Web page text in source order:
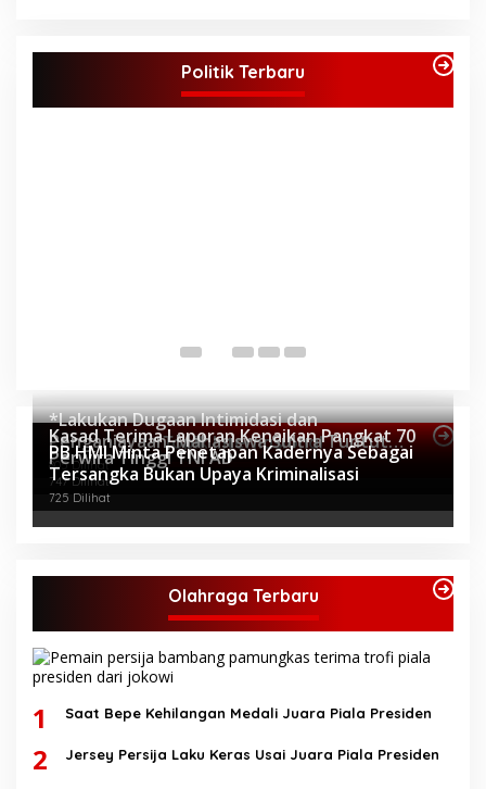
Politik Terbaru
Wakil Bupati Merangin Terpilih
7 Februari 2025
Topik Internasional
*Lakukan Dugaan Intimidasi dan
Penganiayaan, Mahasiswa Sultra Tuntut
Pemecatan Pj Bupati Buton Selatan*
805 Dilihat
Kasad Terima Laporan Kenaikan Pangkat 70
Perwira Tinggi TNI AD
747 Dilihat
PB HMI Minta Penetapan Kadernya Sebagai
Tersangka Bukan Upaya Kriminalisasi
725 Dilihat
Olahraga Terbaru
1 Saat Bepe Kehilangan Medali Juara Piala Presiden
2 Jersey Persija Laku Keras Usai Juara Piala Presiden